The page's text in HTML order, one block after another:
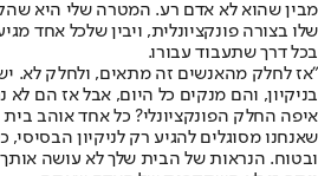
מבין שהוא לא אדם רע. המטרה שלי היא
שלו בצורה פונקציונלית, ויבין שלכל אחד
בכל דרך שתעבוד עבורו.
"אז לחלק מהאנשים זה מתאים, ולחלק לא.
בניקיון, והם מנקים כל היום, אבל אז הם לא
איפה החלק הפונקציונלי? כל אחד אוהב בית
שאנחנו מסוגלים להגיע רק לניקיון הבסיסי,
ובטוח. הנראות של הבית שלך לא עושה